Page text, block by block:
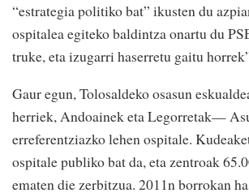
“estrategia politiko bat” ikusten du
ospitalea egiteko baldintza onartu du
truke, eta izugarri haserretu gaitu
Gaur egun, Tolosaldeko osasun
herriek, Andoainek eta Legorretak—
erreferentziazko lehen ospitale.
ospitale publiko bat da, eta zentroak
ematen die zerbitzua. 2011n borrokan